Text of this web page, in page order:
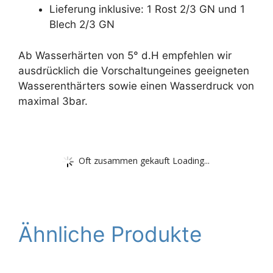
Lieferung inklusive: 1 Rost 2/3 GN und 1
Blech 2/3 GN
Ab Wasserhärten von 5° d.H empfehlen wir
ausdrücklich die Vorschaltungeines geeigneten
Wasserenthärters sowie einen Wasserdruck von
maximal 3bar.
Oft zusammen gekauft Loading...
Ähnliche Produkte